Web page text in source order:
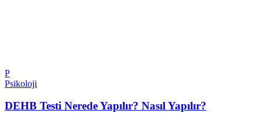
P
Psikoloji
DEHB Testi Nerede Yapılır? Nasıl Yapılır?